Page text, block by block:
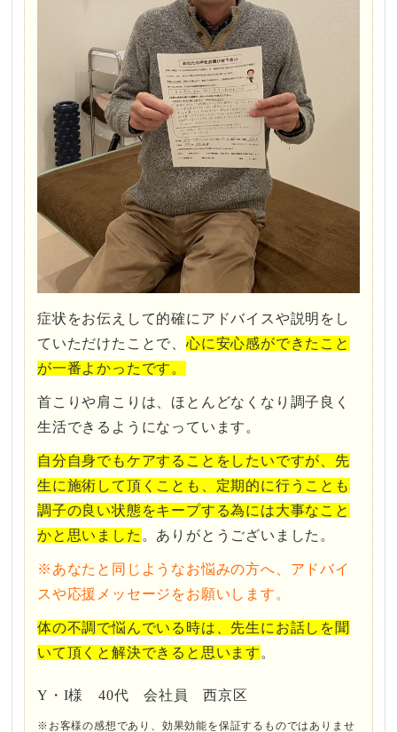
症状をお伝えして的確にアドバイスや説明をし
ていただけたことで、心に安心感ができたこと
が一番よかったです。
首こりや肩こりは、ほとんどなくなり調子良く
生活できるようになっています。
自分自身でもケアすることをしたいですが、先
生に施術して頂くことも、定期的に行うことも
調子の良い状態をキープする為には大事なこと
かと思いました 。ありがとうございました。
※あなたと同じようなお悩みの方へ、アドバイ
スや応援メッセージをお願いします。
体の不調で悩んでいる時は、先生にお話しを聞
いて頂くと解決できると思います 。
Y・I様 40代 会社員 西京区
※お客様の感想であり、効果効能を保証するものではありませ